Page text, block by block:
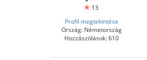
13
Profil megtekintése
Ország: Németország
Hozzászólások: 610